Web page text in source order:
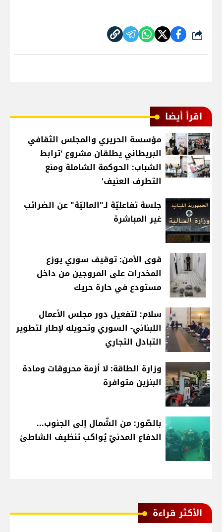
شارك
اقرأ أيضا
مؤسسة الحريري والمجلس الثقافي
البريطاني يطلقان مشروع 'ترابط
الشباب: الحوكمة الشاملة ومنع
التطرف العنيف'
جلسة تفاعليّة لـ"الماليّة" عن الضرائب
غير المباشرة
قوى الأمن: توقيف سوري يوزع
المخدرات على المروجين من داخل
مستودع في حارة حريك
سلام: لتفعيل دور مجلس الأعمال
اللبناني- السوري وتحويله لإطار لتطوير
التبادل التجاري
وزارة الطاقة: لا أزمة محروقات ومادة
البنزين متوافرة
بالصّور: من الشّمال إلى الجنوب...
الدفاع المدنيّ يُواكب تنظيف الشاطئ
الأكثر قراءة